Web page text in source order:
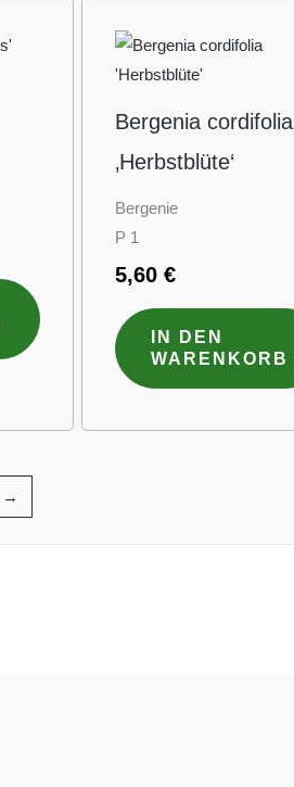
Bergenia cordifolia
‚Herbstblüte‘
Bergenie
P 1
5,60 €
IN DEN
WARENKORB
→